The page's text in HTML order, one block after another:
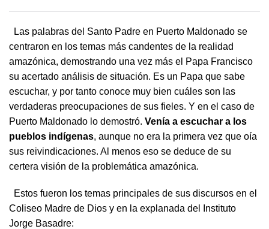
Las palabras del Santo Padre en Puerto Maldonado se
centraron en los temas más candentes de la realidad
amazónica, demostrando una vez más el Papa Francisco
su acertado análisis de situación. Es un Papa que sabe
escuchar, y por tanto conoce muy bien cuáles son las
verdaderas preocupaciones de sus fieles. Y en el caso de
Puerto Maldonado lo demostró. Venía a escuchar a los
pueblos indígenas, aunque no era la primera vez que oía
sus reivindicaciones. Al menos eso se deduce de su
certera visión de la problemática amazónica.
Estos fueron los temas principales de sus discursos en el
Coliseo Madre de Dios y en la explanada del Instituto
Jorge Basadre: